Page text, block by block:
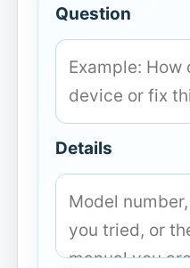
Question
Details